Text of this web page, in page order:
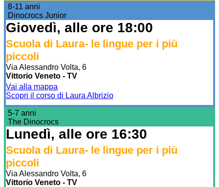
8-11 anni
Dinocrocs Junior
Giovedì, alle ore 18:00
Scuola di Laura- le lingue per i più
piccoli
Via Alessandro Volta, 6
Vittorio Veneto - TV
Vai alla mappa
Scopri il corso di Laura Albrizio
5-7 anni
The Dinocrocs
Lunedì, alle ore 16:30
Scuola di Laura- le lingue per i più
piccoli
Via Alessandro Volta, 6
Vittorio Veneto - TV